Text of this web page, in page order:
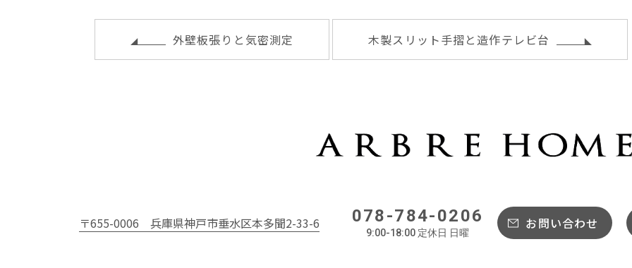
o
o
k
st t
外壁板張りと気密測定 木製スリット手摺と造作テレビ台
〒655-0006 兵庫県神戸市垂水区本多聞2-33-6 078-784-0206
9:00-18:00 定休日 日曜
お問い合わせ